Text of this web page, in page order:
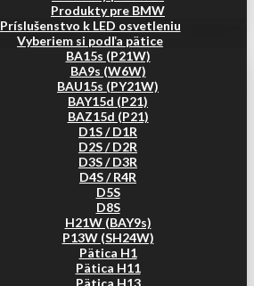
Produkty pre BMW
Príslušenstvo k LED osvetleniu
Vyberiem si podľa pätice
BA15s (P21W)
BA9s (W6W)
BAU15s (PY21W)
BAY15d (P21)
BAZ15d (P21)
D1S / D1R
D2S / D2R
D3S / D3R
D4S / R4R
D5S
D8S
H21W (BAY9s)
P13W (SH24W)
Pätica H1
Pätica H11
Pätica H13